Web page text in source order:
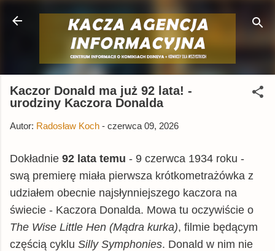
Przejdź do głównej zawartości
Kaczor Donald ma już 92 lata! -
urodziny Kaczora Donalda
Autor: Radosław Koch - czerwca 09, 2026
Dokładnie 92 lata temu - 9 czerwca 1934 roku -
swą premierę miała pierwsza krótkometrażówka z
udziałem obecnie najsłynniejszego kaczora na
świecie - Kaczora Donalda. Mowa tu oczywiście o
The Wise Little Hen (Mądra kurka), filmie będącym
częścią cyklu Silly Symphonies. Donald w nim nie